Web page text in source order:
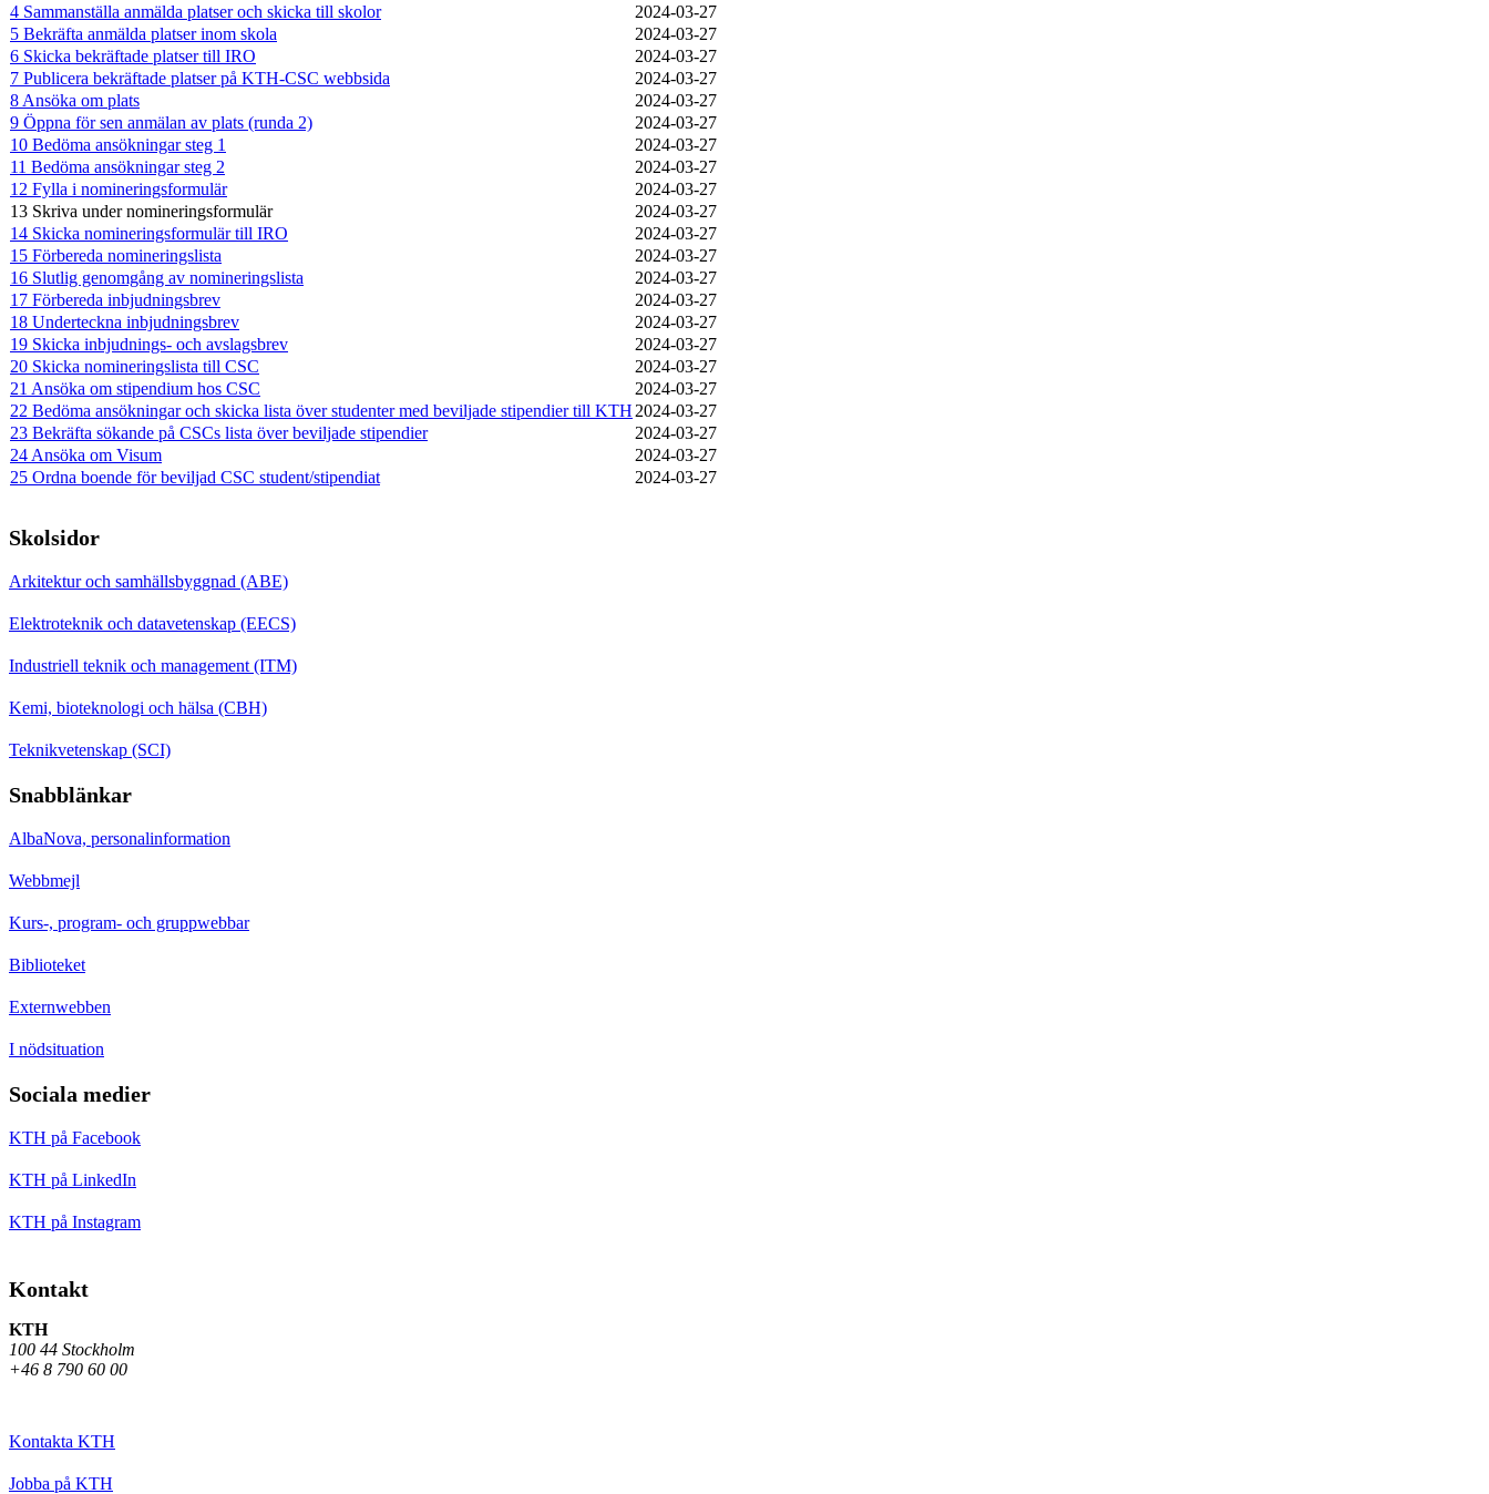
4 Sammanställa anmälda platser och skicka till skolor
2024‑03‑27
5 Bekräfta anmälda platser inom skola
2024‑03‑27
6 Skicka bekräftade platser till IRO
2024‑03‑27
7 Publicera bekräftade platser på KTH-CSC webbsida
2024‑03‑27
8 Ansöka om plats
2024‑03‑27
9 Öppna för sen anmälan av plats (runda 2)
2024‑03‑27
10 Bedöma ansökningar steg 1
2024‑03‑27
11 Bedöma ansökningar steg 2
2024‑03‑27
12 Fylla i nomineringsformulär
2024‑03‑27
13 Skriva under nomineringsformulär
2024‑03‑27
14 Skicka nomineringsformulär till IRO
2024‑03‑27
15 Förbereda nomineringslista
2024‑03‑27
16 Slutlig genomgång av nomineringslista
2024‑03‑27
17 Förbereda inbjudningsbrev
2024‑03‑27
18 Underteckna inbjudningsbrev
2024‑03‑27
19 Skicka inbjudnings- och avslagsbrev
2024‑03‑27
20 Skicka nomineringslista till CSC
2024‑03‑27
21 Ansöka om stipendium hos CSC
2024‑03‑27
22 Bedöma ansökningar och skicka lista över studenter med beviljade stipendier till KTH 2024‑03‑27
23 Bekräfta sökande på CSCs lista över beviljade stipendier
2024‑03‑27
24 Ansöka om Visum
2024‑03‑27
25 Ordna boende för beviljad CSC student/stipendiat
2024‑03‑27
Skolsidor
Arkitektur och samhällsbyggnad (ABE)
Elektroteknik och datavetenskap (EECS)
Industriell teknik och management (ITM)
Kemi, bioteknologi och hälsa (CBH)
Teknikvetenskap (SCI)
Snabblänkar
AlbaNova, personalinformation
Webbmejl
Kurs-, program- och gruppwebbar
Biblioteket
Externwebben
I nödsituation
Sociala medier
KTH på Facebook
KTH på LinkedIn
KTH på Instagram
Kontakt
KTH
100 44 Stockholm
+46 8 790 60 00
Kontakta KTH
Jobba på KTH